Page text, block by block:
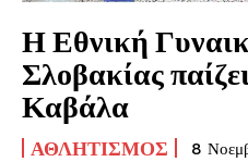
Η Εθνική
Σλοβακίας
Καβάλα
ΑΘΛΗΤΙΣΜΌΣ 8